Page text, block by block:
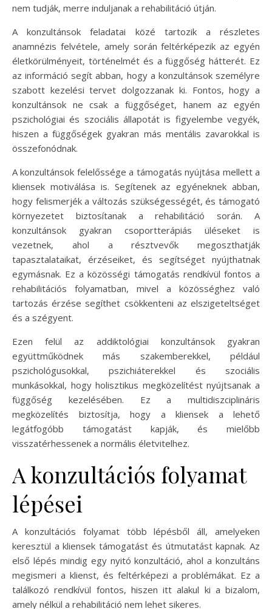
nem tudják, merre induljanak a rehabilitáció útján.
A konzultánsok feladatai közé tartozik a részletes
anamnézis felvétele, amely során feltérképezik az egyén
életkörülményeit, történelmét és a függőség hátterét. Ez
az információ segít abban, hogy a konzultánsok személyre
szabott kezelési tervet dolgozzanak ki. Fontos, hogy a
konzultánsok ne csak a függőséget, hanem az egyén
pszichológiai és szociális állapotát is figyelembe vegyék,
hiszen a függőségek gyakran más mentális zavarokkal is
összefonódnak.
A konzultánsok felelőssége a támogatás nyújtása mellett a
kliensek motiválása is. Segítenek az egyéneknek abban,
hogy felismerjék a változás szükségességét, és támogató
környezetet biztosítanak a rehabilitáció során. A
konzultánsok gyakran csoportterápiás üléseket is
vezetnek, ahol a résztvevők megoszthatják
tapasztalataikat, érzéseiket, és segítséget nyújthatnak
egymásnak. Ez a közösségi támogatás rendkívül fontos a
rehabilitációs folyamatban, mivel a közösséghez való
tartozás érzése segíthet csökkenteni az elszigeteltséget
és a szégyent.
Ezen felül az addiktológiai konzultánsok gyakran
együttműködnek más szakemberekkel, például
pszichológusokkal, pszichiáterekkel és szociális
munkásokkal, hogy holisztikus megközelítést nyújtsanak a
függőség kezelésében. Ez a multidiszciplináris
megközelítés biztosítja, hogy a kliensek a lehető
legátfogóbb támogatást kapják, és mielőbb
visszatérhessenek a normális életvitelhez.
A konzultációs folyamat
lépései
A konzultációs folyamat több lépésből áll, amelyeken
keresztül a kliensek támogatást és útmutatást kapnak. Az
első lépés mindig egy nyitó konzultáció, ahol a konzultáns
megismeri a klienst, és feltérképezi a problémákat. Ez a
találkozó rendkívül fontos, hiszen itt alakul ki a bizalom,
amely nélkül a rehabilitáció nem lehet sikeres.